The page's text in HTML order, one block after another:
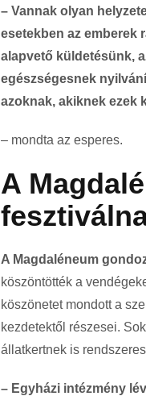
– Vannak olyan
esetekben az emberek
alapvető küldetésünk,
egészségesnek
azoknak, akiknek ezek
– mondta az esperes.
A
A Magdaléneum
köszöntötték a
köszönetet mondott a
kezdetektől részesei.
állatkertnek is
– Egyházi intézmény